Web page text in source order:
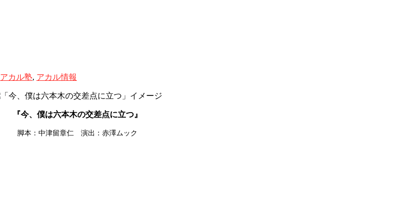
アカル塾, アカル情報
『今、僕は六本木の交差点に立つ』
脚本：中津留章仁 演出：赤澤ムック